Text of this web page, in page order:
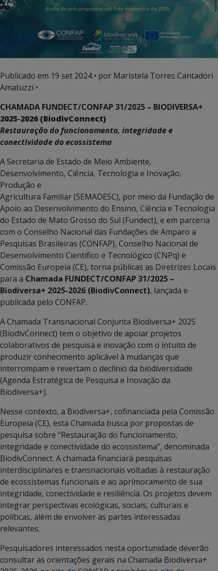
Publicado em 19 set 2024• por Maristela Torres Cantadori
Amatuzzi •
CHAMADA FUNDECT/CONFAP 31/2025 – BIODIVERSA+
2025-2026 (BiodivConnect)
Restauração do funcionamento, integridade e
conectividade do ecossistema
A Secretaria de Estado de Meio Ambiente,
Desenvolvimento, Ciência, Tecnologia e Inovação,
Produção e
Agricultura Familiar (SEMADESC), por meio da Fundação de
Apoio ao Desenvolvimento do Ensino, Ciência e Tecnologia
do Estado de Mato Grosso do Sul (Fundect), e em parceria
com o Conselho Nacional das Fundações de Amparo a
Pesquisas Brasileiras (CONFAP), Conselho Nacional de
Desenvolvimento Científico e Tecnológico (CNPq) e
Comissão Europeia (CE), torna públicas as Diretrizes Locais
para a Chamada FUNDECT/CONFAP 31/2025 –
Biodiversa+ 2025-2026 (BiodivConnect), lançada e
publicada pelo CONFAP.
A Chamada Transnacional Conjunta Biodiversa+ 2025
(BiodivConnect) tem o objetivo de apoiar projetos
colaborativos de pesquisa e inovação com o intuito de
produzir conhecimento aplicável à mudanças que
interrompam e revertam o declínio da biodiversidade
(Agenda Estratégica de Pesquisa e Inovação da
Biodiversa+).
Nesse contexto, a Biodiversa+, cofinanciada pela Comissão
Europeia (CE), esta Chamada busca por propostas de
pesquisa sobre “Restauração do funcionamento,
integridade e conectividade do ecossistema”, denominada
BiodivConnect. A chamada financiará pesquisas
interdisciplinares e transnacionais voltadas à restauração
de ecossistemas funcionais e ao aprimoramento de sua
integridade, conectividade e resiliência. Os projetos devem
integrar perspectivas ecológicas, sociais, culturais e
políticas, além de envolver as partes interessadas
relevantes.
Pesquisadores interessados nesta oportunidade deverão
consultar as orientações gerais na Chamada Biodiversa+